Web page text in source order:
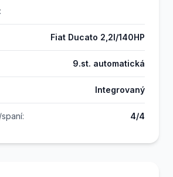
Fiat Ducato 2,2l/140HP
9.st. automatická
Integrovaný
4/4